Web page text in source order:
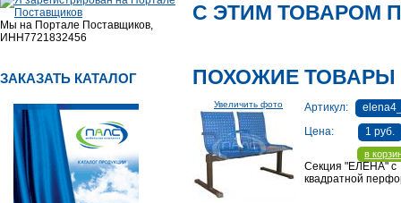
Мы на Портале Поставщиков,
ИНН7721832456
ЗАКАЗАТЬ КАТАЛОГ
С ЭТИМ ТОВАРОМ
ПОХОЖИЕ ТОВАРЫ
Увеличить фото Артикул:
Цена:
1 руб.
в
Секция "ЕЛЕНА" с
квадратной